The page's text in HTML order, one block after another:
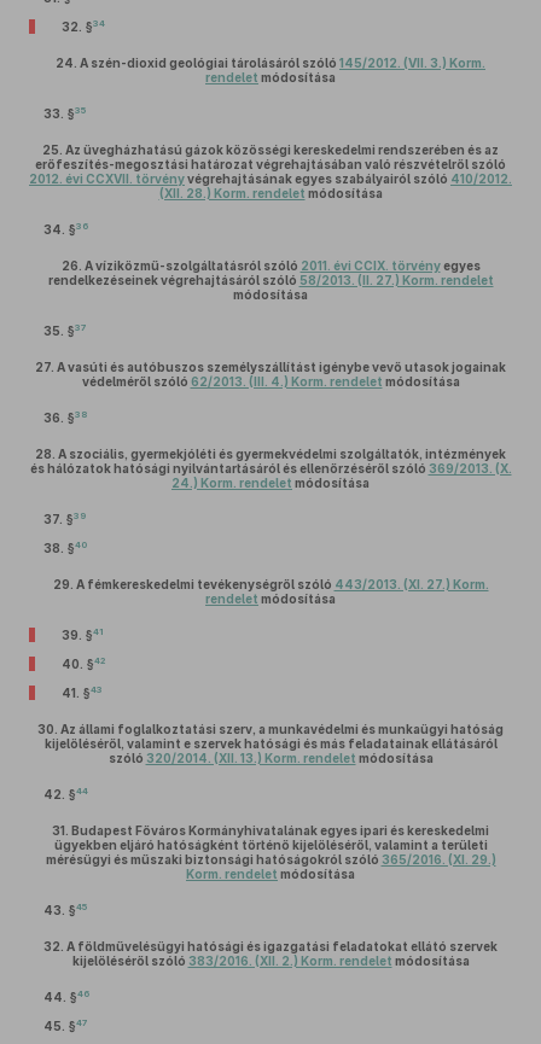
32. §34
24. A szén-dioxid geológiai tárolásáról szóló 145/2012. (VII. 3.) Korm.
rendelet módosítása
33. §35
25. Az üvegházhatású gázok közösségi kereskedelmi rendszerében és az
erőfeszítés-megosztási határozat végrehajtásában való részvételről szóló
2012. évi CCXVII. törvényvégrehajtásának egyes szabályairól szóló 410/2012.
(XII. 28.) Korm. rendelet módosítása
34. §36
26. A víziközmű-szolgáltatásról szóló 2011. évi CCIX. törvényegyes
rendelkezéseinek végrehajtásáról szóló 58/2013. (II. 27.) Korm. rendelet
módosítása
35. §37
27. A vasúti és autóbuszos személyszállítást igénybe vevő utasok jogainak
védelméről szóló 62/2013. (III. 4.) Korm. rendelet módosítása
36. §38
28. A szociális, gyermekjóléti és gyermekvédelmi szolgáltatók, intézmények
és hálózatok hatósági nyilvántartásáról és ellenőrzéséről szóló 369/2013. (X.
24.) Korm. rendelet módosítása
37. §39
38. §40
29. A fémkereskedelmi tevékenységről szóló 443/2013. (XI. 27.) Korm.
rendelet módosítása
39. §41
40. §42
41. §43
30. Az állami foglalkoztatási szerv, a munkavédelmi és munkaügyi hatóság
kijelöléséről, valamint e szervek hatósági és más feladatainak ellátásáról
szóló 320/2014. (XII. 13.) Korm. rendelet módosítása
42. §44
31. Budapest Főváros Kormányhivatalának egyes ipari és kereskedelmi
ügyekben eljáró hatóságként történő kijelöléséről, valamint a területi
mérésügyi és műszaki biztonsági hatóságokról szóló 365/2016. (XI. 29.)
Korm. rendelet módosítása
43. §45
32. A földművelésügyi hatósági és igazgatási feladatokat ellátó szervek
kijelöléséről szóló 383/2016. (XII. 2.) Korm. rendelet módosítása
44. §46
45. §47